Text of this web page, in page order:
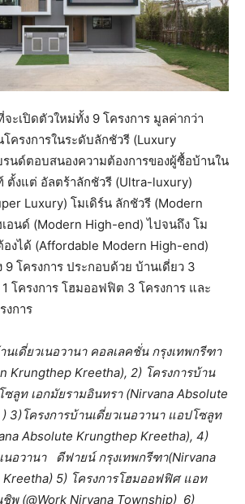
ะเปิดตัวใหม่ทั้ง 9 โครงการ มูลค่ากว่า
โครงการในระดับลักชัวรี (Luxury
นด์ตอบสนองความต้องการของผู้ซื้อบ้านใน
ตั้งแต่ อัลตร้าลักชัวรี (Ultra-luxury)
Luxury) โมเดิร์น ลักชัวรี (Modern
อนด์ (Modern High-end) ไปจนถึง โม
องได้ (Affordable Modern High-end)
9 โครงการ ประกอบด้วย บ้านเดี่ยว 3
โครงการ โฮมออฟฟิต 3 โครงการ และ
งการ
นเดี่ยวเนอวานา คอลเลคชั่น กรุงเทพกรีฑา
Krungthep Kreetha), 2) โครงการบ้าน
ซลูท เอกมัยรามอินทรา (Nirvana Absolute
3)โครงการบ้านเดี่ยวเนอวานา แอปโซลูท
Absolute Krungthep Kreetha), 4)
นอวานา ดีฟายน์ กรุงเทพกรีฑา(Nirvana
5) โครงการโฮมออฟฟิศ แอท
ชิพ (@Work Nirvana Township) 6)